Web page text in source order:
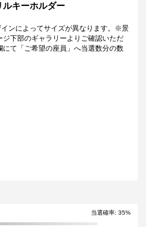
ルキーホルダー
ンによってサイズが異なります。※景
下部のギャラリーよりご確認いただ
て「ご希望の座員」へ当選数分の数
当選確率: 35%